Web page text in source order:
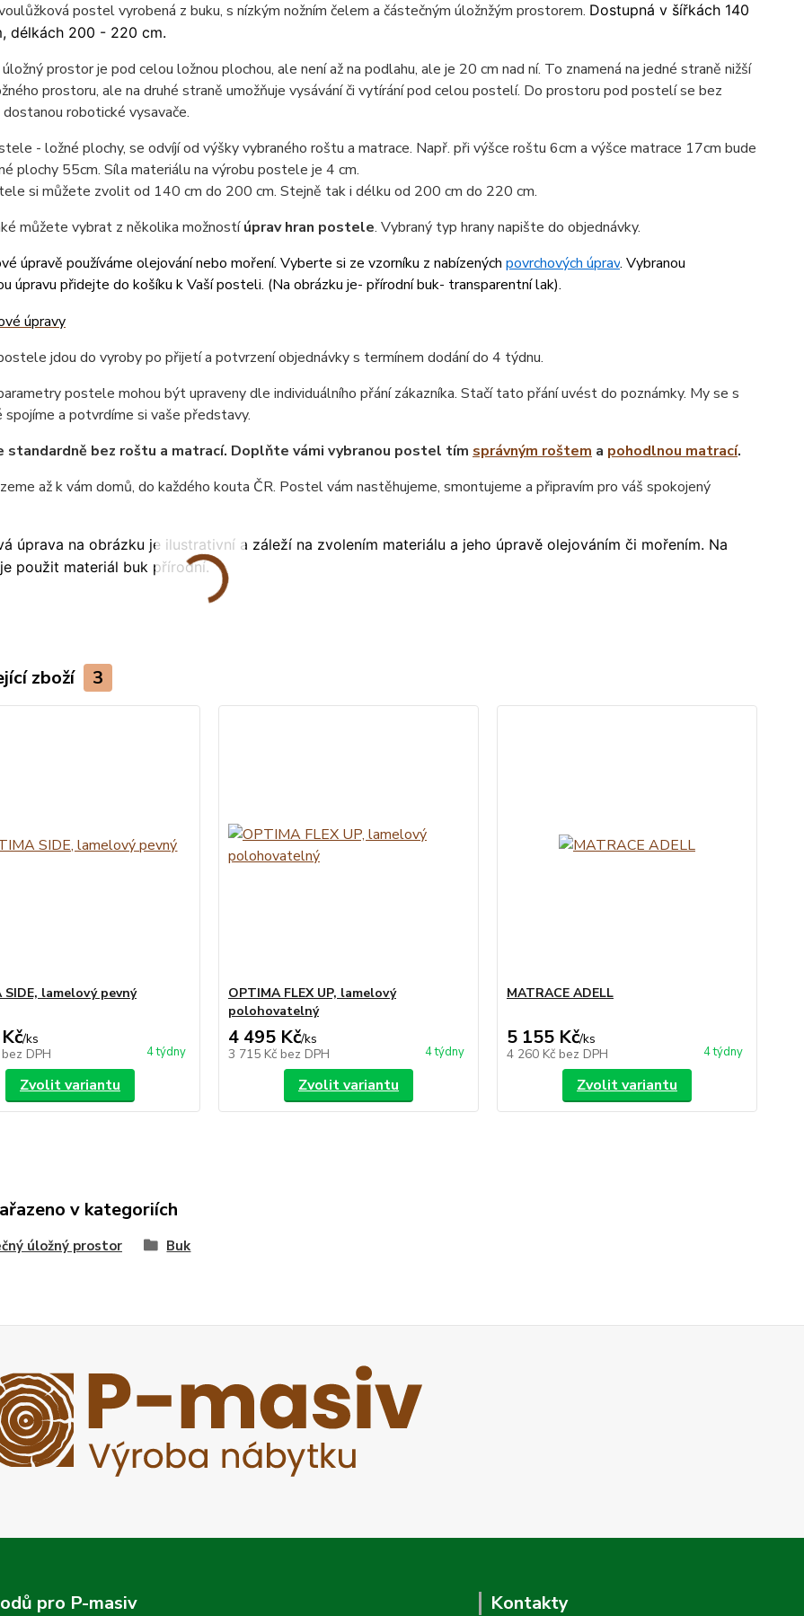
postel vyrobená z buku, s nízkým nožním čelem a částečným úložnžým prostorem. Dostupná v šířkách 140
délkách 200 - 220 cm.
prostor je pod celou ložnou plochou, ale není až na podlahu, ale je 20 cm nad ní. To znamená na jedné straně nižší
prostoru, ale na druhé straně umožňuje vysávání či vytírání pod celou postelí. Do prostoru pod postelí se bez
robotické vysavače.
- ložné plochy, se odvíjí od výšky vybraného roštu a matrace. Např. při výšce roštu 6cm a výšce matrace 17cm bude
plochy 55cm. Síla materiálu na výrobu postele je 4 cm.
si můžete zvolit od 140 cm do 200 cm. Stejně tak i délku od 200 cm do 220 cm.
můžete vybrat z několika možnostíúprav hran postele. Vybraný typ hrany napište do objednávky.
úpravě používáme olejování nebo moření. Vyberte si ze vzorníku z nabízených povrchových úprav. Vybranou
úpravu přidejte do košíku k Vaší posteli. (Na obrázku je- přírodní buk- transparentní lak).
jdou do vyroby po přijetí a potvrzení objednávky s termínem dodání do 4 týdnu.
postele mohou být upraveny dle individuálního přání zákazníka. Stačí tato přání uvést do poznámky. My se s
spojíme a potvrdíme si vaše představy.
standardně bez roštu a matrací. Doplňte vámi vybranou postel tím správným roštem a pohodlnou matrací.
až k vám domů, do každého kouta ČR. Postel vám nastěhujeme, smontujeme a připravím pro váš spokojený
úprava na obrázku je ilustrativní a záleží na zvolením materiálu a jeho úpravě olejováním či mořením. Na
použit materiál buk přírodní.
zboží 3
SIDE, lamelový pevný
/ks
bez DPH 4 týdny
Zvolit variantu
OPTIMA FLEX UP, lamelový
polohovatelný
4 495 Kč/ks
3 715 Kč bez DPH 4 týdny
Zvolit variantu
MATRACE ADELL
5 155 Kč/ks
4 260 Kč bez DPH 4 týdny
Zvolit variantu
v kategoriích
úložný prostor Buk
pro P-masiv Kontakty